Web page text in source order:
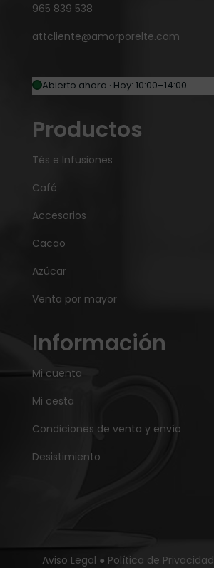
965 839 538
attcliente@amorporelte.com
Abierto ahora · Hoy: 10:00–14:00
Productos
Tés e Infusiones
Café
Accesorios
Cacao
Azúcar
Venta por mayor
Información
Mi cuenta
Mi cesta
Condiciones de venta y envío
Desistimiento
Aviso Legal ● Política de Privacidad